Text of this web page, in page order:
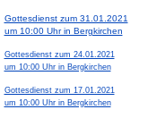
Gottesdienst zum 31.01.2021
um 10:00 Uhr in Bergkirchen
Gottesdienst zum 24.01.2021
um 10:00 Uhr in Bergkirchen
Gottesdienst zum 17.01.2021
um 10:00 Uhr in Bergkirchen